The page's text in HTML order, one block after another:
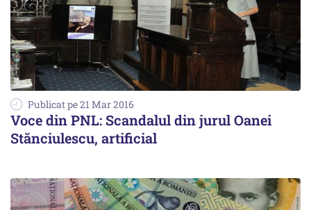
Publicat pe 21 Mar 2016
Voce din PNL: Scandalul din jurul Oanei
Stănciulescu, artificial